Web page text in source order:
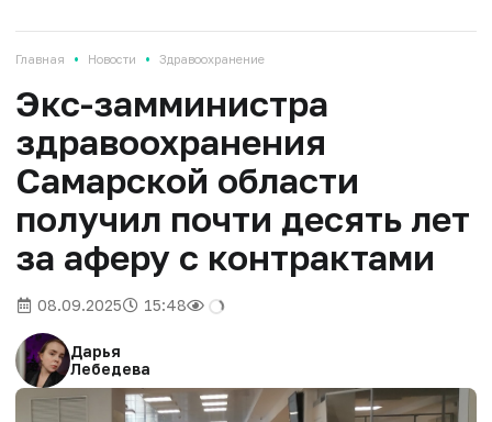
Главная • Новости • Здравоохранение
Экс-замминистра
здравоохранения
Самарской области
получил почти десять лет
за аферу с контрактами
08.09.2025 15:48
Дарья
Лебедева